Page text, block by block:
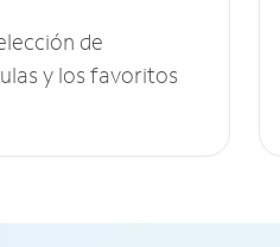
de
y los favoritos